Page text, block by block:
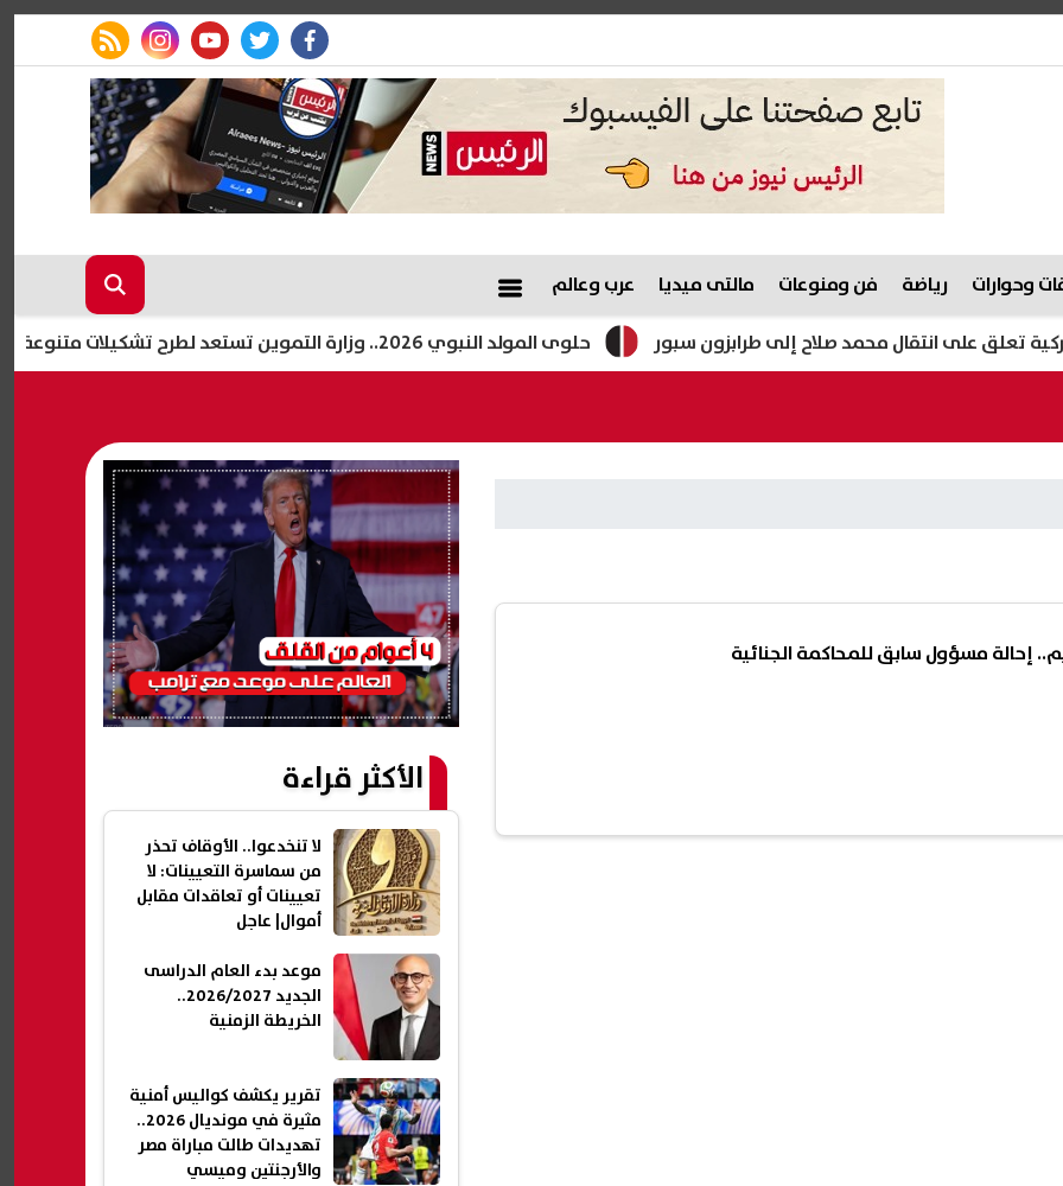
facebook
twitter
youtube
instagram
rss feed
وحوارات رياضة فن ومنوعات مالتى ميديا عرب وعالم
حلوى المولد النبوي 2026.. وزارة التموين تستعد لطرح تشكيلات متنوعة على انتقال محمد صلاح إلى طرابزون سبور
إحالة مسؤول سابق للمحاكمة الجنائية
الأكثر قراءة
لا تنخدعوا.. الأوقاف تحذر
من سماسرة التعيينات: لا
تعيينات أو تعاقدات مقابل
أموال| عاجل
موعد بدء العام الدراسى
الجديد 2026/2027..
الخريطة الزمنية
تقرير يكشف كواليس أمنية
مثيرة في مونديال 2026..
تهديدات طالت مباراة مصر
والأرجنتين وميسي